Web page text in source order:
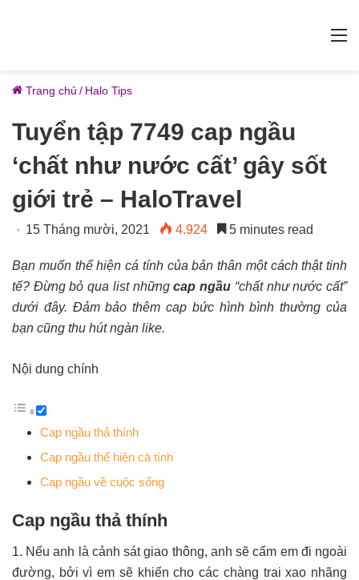
Trang chủ / Halo Tips
Tuyển tập 7749 cap ngầu
‘chất như nước cất’ gây sốt
giới trẻ – HaloTravel
15 Tháng mười, 2021 4.924 5 minutes read
Bạn muốn thể hiện cá tính của bản thân một cách thật tinh
tế? Đừng bỏ qua list nhữngcap ngầu “chất như nước cất”
dưới đây. Đảm bảo thêm cap bức hình bình thường của
bạn cũng thu hút ngàn like.
Nội dung chính
Cap ngầu thả thính
Cap ngầu thể hiện cá tính
Cap ngầu về cuộc sống
Cap ngầu thả thính
1. Nếu anh là cảnh sát giao thông, anh sẽ cấm em đi ngoài
đường, bởi vì em sẽ khiến cho các chàng trai xao nhãng